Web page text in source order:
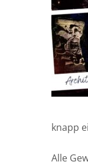
knapp
Alle